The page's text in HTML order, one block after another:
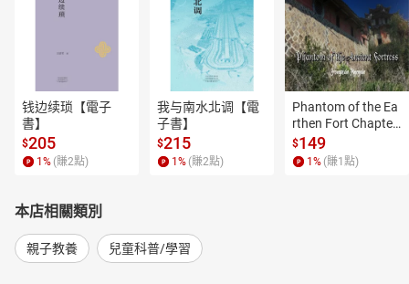
钱边续琐【電子
書】
$205
1 % (賺2點)
我与南水北调【電
子書】
$215
1 % (賺2點)
Phantom of the Ea
rthen Fort Chapter
4【有聲書】
$149
1 % (賺1 點)
本店相關類別
親子教養 兒童科普/學習